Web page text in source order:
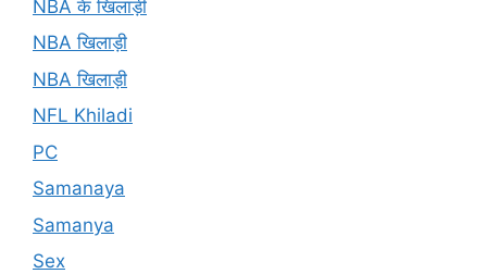
NBA के खिलाड़ी
NBA खिलाड़ी
NBA खिलाड़ी
NFL Khiladi
PC
Samanaya
Samanya
Sex